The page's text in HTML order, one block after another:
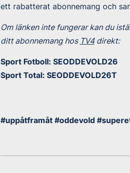
ett rabatterat abonnemang och
Om länken inte fungerar kan du
ditt abonnemang hos TV4direkt:
Sport Fotboll: SEODDEVOLD26
Sport Total: SEODDEVOLD26T
#uppåtframåt #oddevold